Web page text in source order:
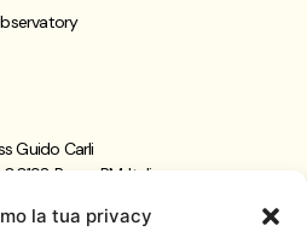
la tua privacy
Guido Carli
00198 Roma RM, Italia
8522 5358